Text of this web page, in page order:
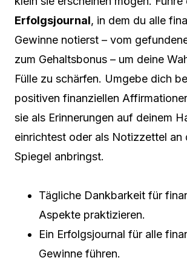
Erfolgsjournal, in dem du alle
Gewinne notierst – vom
zum Gehaltsbonus – um deine
Fülle zu schärfen. Umgebe dich
positiven finanziellen
sie als Erinnerungen auf deinem
einrichtest oder als Notizzettel an
Spiegel anbringst.
Tägliche Dankbarkeit für
Aspekte praktizieren.
Ein Erfolgsjournal für alle
Gewinne führen.